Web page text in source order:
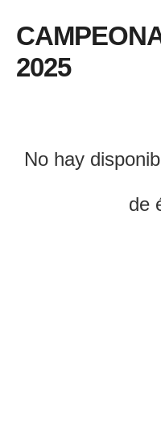
2025
No hay
de